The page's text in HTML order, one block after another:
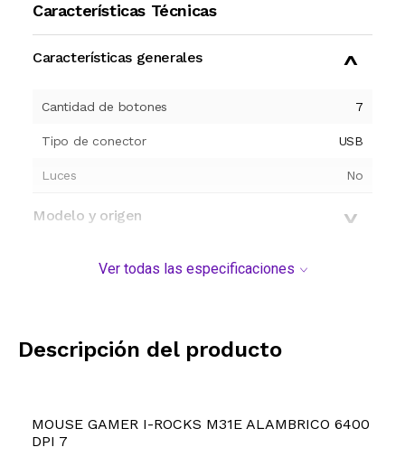
Características Técnicas
Características generales
Cantidad de botones 7
Tipo de conector USB
Luces No
Modelo y origen
Ver todas las especificaciones
Descripción del producto
MOUSE GAMER I-ROCKS M31E ALAMBRICO 6400
DPI 7